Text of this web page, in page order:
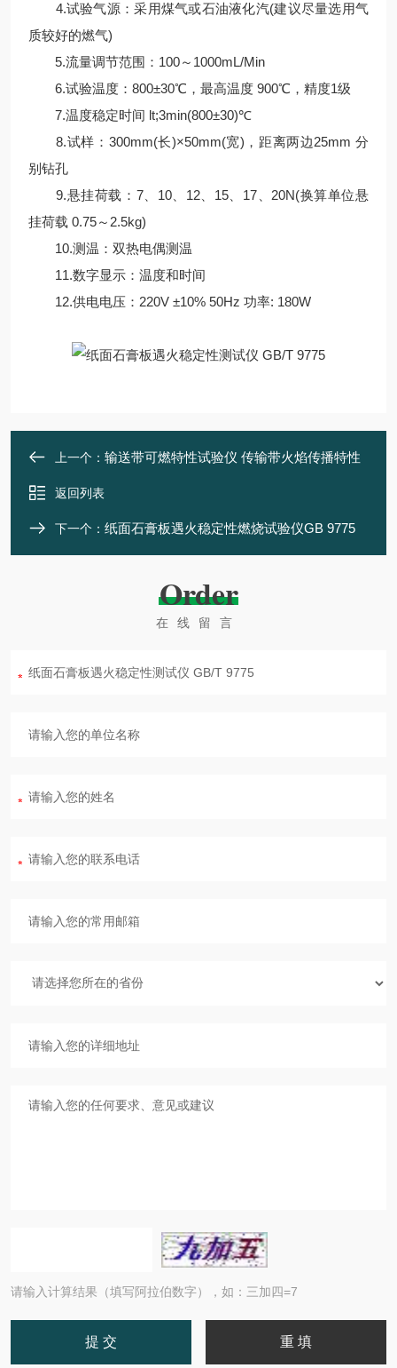
4.试验气源：采用煤气或石油液化汽(建议尽量选用气
质较好的燃气)
5.流量调节范围：100～1000mL/Min
6.试验温度：800±30℃，最高温度 900℃，精度1级
7.温度稳定时间 lt;3min(800±30)℃
8.试样：300mm(长)×50mm(宽)，距离两边25mm 分
别钻孔
9.悬挂荷载：7、10、12、15、17、20N(换算单位悬
挂荷载 0.75～2.5kg)
10.测温：双热电偶测温
11.数字显示：温度和时间
12.供电电压：220V ±10% 50Hz 功率: 180W
上一个： 输送带可燃特性试验仪 传输带火焰传播特性
返回列表
下一个： 纸面石膏板遇火稳定性燃烧试验仪GB 9775
Order
在线留言
请输入计算结果（填写阿拉伯数字），如：三加四=7